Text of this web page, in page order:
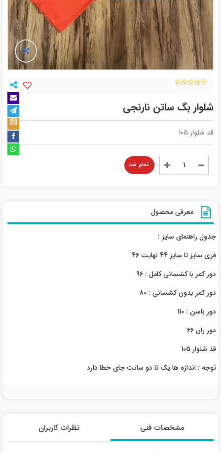
شلوار بگ ساتن نارنجی
قد شلوار 105
تمام شد
معرفی محصول
جدول راهنمای سایز :
فری سایز تا سایز 44 نهایت 46
دور کمر با کشسانی کامل : 96
دور کمر بدون کشسانی : 80
دور باسن : 110
دور ران 66
قد شلوار 105
توجه : اندازه ها یک تا دو سانت جای خطا دارد
مشخصات فنی نظرات کاربران